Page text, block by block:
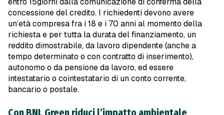
concessione del credito. I richiedenti devono avere
un’età compresa fra i 18 e i 70 anni al momento della
richiesta e per tutta la durata del finanziamento, un
reddito dimostrabile, da lavoro dipendente (anche a
tempo determinato o con contratto di inserimento),
autonomo o da pensione da lavoro, ed essere
intestatario o cointestatario di un conto corrente,
bancario o postale.